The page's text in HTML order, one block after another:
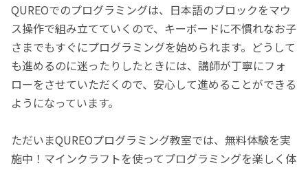
QUREOでのプログラミングは、日本語のブロックをマウ
ス操作で組み立てていくので、キーボードに不慣れなお子
さまでもすぐにプログラミングを始められます。どうして
も進めるのに迷ったりしたときには、講師が丁寧にフォ
ローをさせていただくので、安心して進めることができる
ようになっています。
ただいまQUREOプログラミング教室では、無料体験を実
施中！マインクラフトを使ってプログラミングを楽しく体